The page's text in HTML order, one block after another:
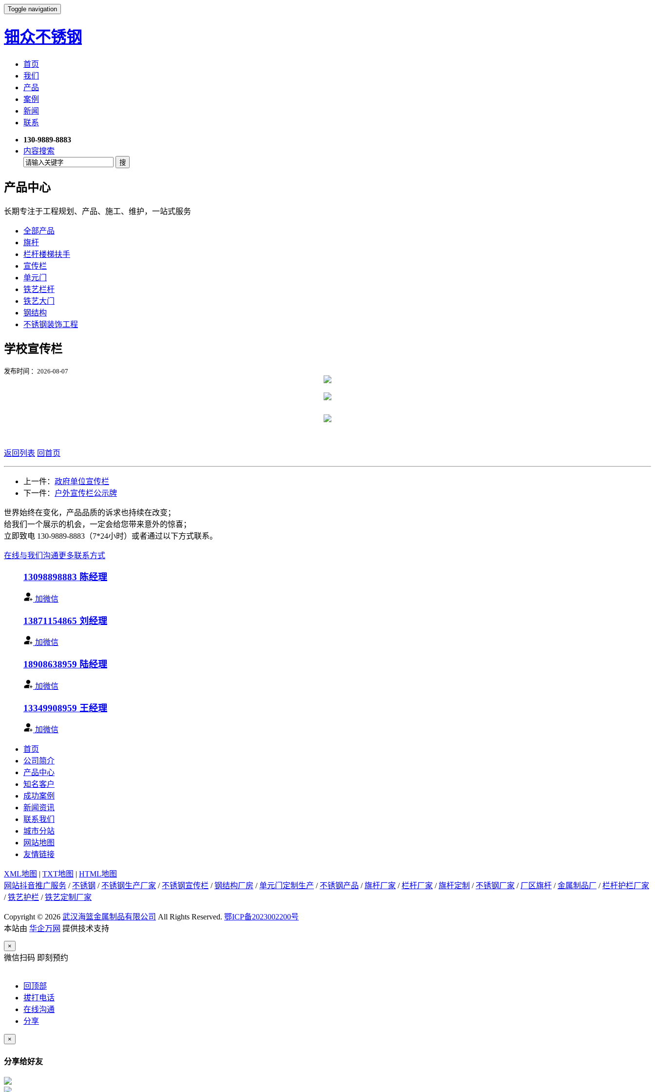
Toggle navigation
钿众不锈钢
首页
我们
产品
案例
新闻
联系
130-9889-8883
内容搜索
产品中心
长期专注于工程规划、产品、施工、维护，一站式服务
全部产品
旗杆
栏杆楼梯扶手
宣传栏
单元门
铁艺栏杆
铁艺大门
钢结构
不锈钢装饰工程
学校宣传栏
发布时间 ：2026-08-07
返回列表 回首页
上一件： 政府单位宣传栏
下一件：
户外宣传栏公示牌
世界始终在变化，产品品质的诉求也持续在改变；
给我们一个展示的机会，一定会给您带来意外的惊喜；
立即致电 130-9889-8883（7*24小时）或者通过以下方式联系。
在线与我们沟通更多联系方式
13098898883 陈经理
加微信
13871154865 刘经理
加微信
18908638959 陆经理
加微信
13349908959 王经理
加微信
首页
公司简介
产品中心
知名客户
成功案例
新闻资讯
联系我们
城市分站
网站地图
友情链接
XML地图 | TXT地图 | HTML地图
网站抖音推广服务 / 不锈钢 / 不锈钢生产厂家 / 不锈钢宣传栏 /钢结构厂房 /单元门定制生产 / 不锈钢产品 /旗杆厂家 /栏杆厂家 /旗杆定制 / 不锈钢厂家 / 厂区旗杆 /金属制品厂 /栏杆护栏厂家
/铁艺护栏 /铁艺定制厂家
Copyright © 2026 武汉海篮金属制品有限公司 All Rights Reserved. 鄂ICP备2023002200号
本站由 华企万网 提供技术支持
×
微信扫码 即刻预约
回顶部
拔打电话
在线沟通
分享
×
分享给好友